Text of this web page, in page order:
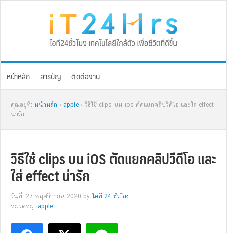
หน้าหลัก สารบัญ ติดต่องาน
คุณอยู่ที่: หน้าหลัก › apple › วิธีใช้ clips บน ios ตัดแยกคลิปวีดีโอ และใส่ effect
น่ารัก
วิธีใช้ clips บน iOS ตัดแยกคลิปวีดีโอ และ
ใส่ effect น่ารัก
วันที่: 27 พฤศจิกายน 2020 by ไอที 24 ชั่วโมง
หมวดหมู่: apple